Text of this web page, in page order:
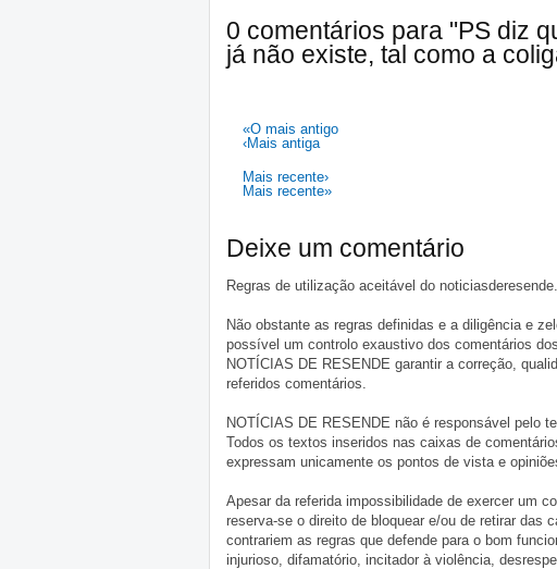
0 comentários para "PS diz
já não existe, tal como a
«O mais antigo
‹Mais antiga
Mais recente›
Mais recente»
Deixe um comentário
Regras de utilização aceitável do
Não obstante as regras definidas e a diligência e
possível um controlo exaustivo dos comentários
NOTÍCIAS DE RESENDE garantir a correção,
referidos comentários.
NOTÍCIAS DE RESENDE não é responsável pelo
Todos os textos inseridos nas caixas de
expressam unicamente os pontos de vista e
Apesar da referida impossibilidade de exercer um
reserva-se o direito de bloquear e/ou de retirar das
contrariem as regras que defende para o bom
injurioso, difamatório, incitador à violência,